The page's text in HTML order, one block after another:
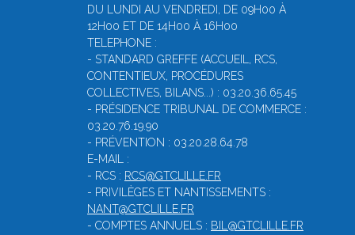
DU LUNDI AU VENDREDI, DE 09H00 À
12H00 ET DE 14H00 À 16H00
TELEPHONE :
- STANDARD GREFFE (ACCUEIL, RCS,
CONTENTIEUX, PROCÉDURES
COLLECTIVES, BILANS...) : 03.20.36.65.45
- PRÉSIDENCE TRIBUNAL DE COMMERCE :
03.20.76.19.90
- PRÉVENTION : 03.20.28.64.78
E-MAIL :
- RCS : RCS@GTCLILLE.FR
- PRIVILÈGES ET NANTISSEMENTS :
NANT@GTCLILLE.FR
- COMPTES ANNUELS : BIL@GTCLILLE.FR